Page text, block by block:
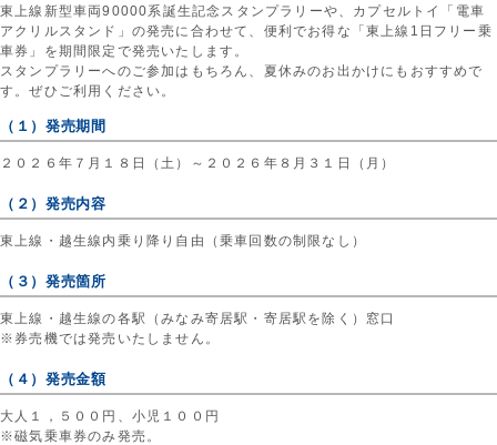
東上線新型車両90000系誕生記念スタンプラリーや、カプセルトイ「電車
アクリルスタンド」の発売に合わせて、便利でお得な「東上線1日フリー乗
車券」を期間限定で発売いたします。
スタンプラリーへのご参加はもちろん、夏休みのお出かけにもおすすめで
す。ぜひご利用ください。
（１）発売期間
２０２６年７月１８日（土）～２０２６年８月３１日（月）
（２）発売内容
東上線・越生線内乗り降り自由（乗車回数の制限なし）
（３）発売箇所
東上線・越生線の各駅（みなみ寄居駅・寄居駅を除く）窓口
※券売機では発売いたしません。
（４）発売金額
大人１，５００円、小児１００円
※磁気乗車券のみ発売。